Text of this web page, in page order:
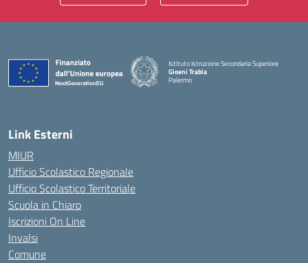
Istituto Istruzione Secondaria Superiore
Gioeni Trabia
Palermo
Link Esterni
MIUR
Ufficio Scolastico Regionale
Ufficio Scolastico Territoriale
Scuola in Chiaro
Iscrizioni On Line
Invalsi
Comune